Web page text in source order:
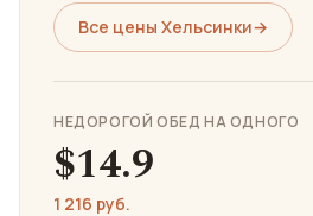
Все цены Хельсинки→
НЕДОРОГОЙ ОБЕД НА ОДНОГО
$14.9
1 216 руб.